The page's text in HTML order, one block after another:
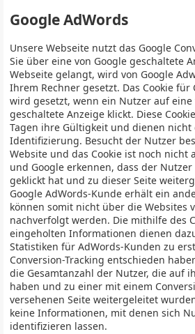
Google AdWords
Unsere Webseite nutzt das Google
Sie über eine von Google geschaltete
Webseite gelangt, wird von Google
Ihrem Rechner gesetzt. Das Cookie für
wird gesetzt, wenn ein Nutzer auf eine
geschaltete Anzeige klickt. Diese
Tagen ihre Gültigkeit und dienen
Identifizierung. Besucht der Nutzer
Website und das Cookie ist noch nicht
und Google erkennen, dass der
geklickt hat und zu dieser Seite
Google AdWords-Kunde erhält ein
können somit nicht über die Websites
nachverfolgt werden. Die mithilfe des
eingeholten Informationen dienen
Statistiken für AdWords-Kunden zu
Conversion-Tracking entschieden
die Gesamtanzahl der Nutzer, die auf
haben und zu einer mit einem
versehenen Seite weitergeleitet
keine Informationen, mit denen sich
identifizieren lassen.